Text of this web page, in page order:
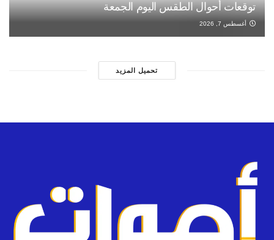
توقعات أحوال الطقس اليوم الجمعة
أغسطس 7, 2026
تحميل المزيد